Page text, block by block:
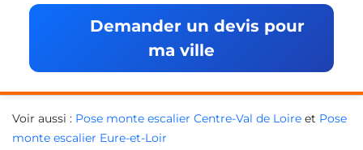
Demander un devis pour
ma ville
Voir aussi : Pose monte escalier Centre-Val de Loire et Pose
monte escalier Eure-et-Loir